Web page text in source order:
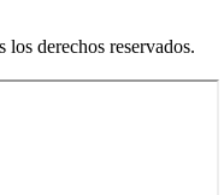
derechos reservados.